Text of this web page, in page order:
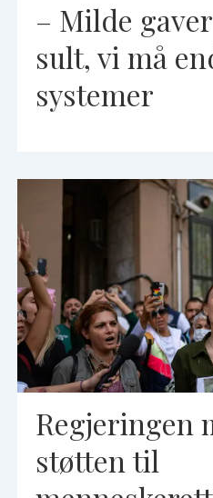
– Milde
sult, vi må
systemer
Regjeringen
støtten til